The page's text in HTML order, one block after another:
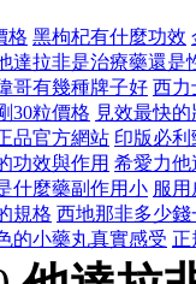
格 黑枸杞有什麼功效
達拉非是治療藥還是
哥有幾種牌子好 西力
30粒價格 見效最快
品官方網站 印版必
功效與作用 希愛力他
什麼藥副作用小 服
規格 西地那非多少錢
的小藥丸真實感受 正